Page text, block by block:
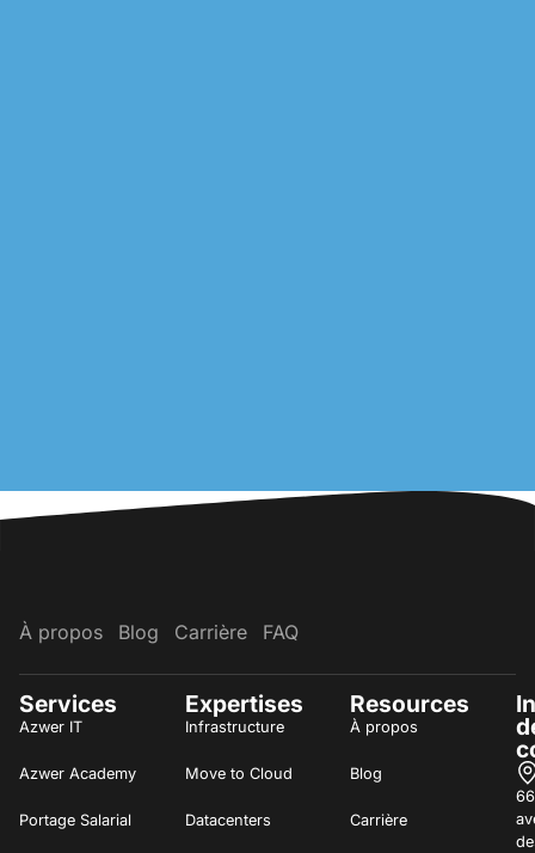
À propos Blog Carrière FAQ
Services
Azwer IT
Azwer Academy
Portage Salarial
Expertises
Infrastructure
Move to Cloud
Datacenters
Resources
À propos
Blog
Carrière
66